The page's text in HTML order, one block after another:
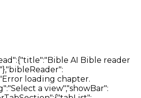
Engine","logo":{"title":"Bible AI Search Engine Logo"},"betaTag":"Beta","input":{"placeholder":"Ask Bible AI","filter":"Filter","filterHeadings":{"sources":"Answer Sources Filter","language":"Media Language Filter","publishers":"Publishers"},"filters":[{"title":"Bible","description":"Include verses"},{"title":"Books","description":"Include books"},{"title":"Articles","description":"Include articles"},{"title":"Audio & Video","description":"Include audio and video"}],"languageFilters":[{"title":"All","description":"All languages"},{"description":"Only {language}"}],"documents":{"attach":"Attach document","addMore":"Add file","remove":"Remove","parsing":"Parsing","uploading":"Uploading…","ready":"Ready","parseFailed":"Could not read document","uploadFailed":"Could not upload document","fileTooLarge":"File too large","supportedFormats":"Supported formats: {formats}","unsupportedFormat":"Unsupported file type. Supported formats: {formats}","panelTitle":"Attached files","panelCount":"{count} of {max}","documentsOnly":"Answer from Documents only","documentsOnlyHint":"Only your files and Bible verses"},"context":{"title":"Search in","types":{"book":"This book","chapter":"This chapter","verse":"This verse","all":"Everything"}},"publisherSelector":{"selectAll":"All","deselectAll":"Clear","loading":"Loading...","noPublishers":"No publishers available"},"composer":{"menu":"қосу","answerStyle":"Жауап стилі","textOnly":"Тек мәтін","textOnlyHint":"Интерактивті карталарсыз қарапайым мәтіндік жауаптар","mixed":"Аралас","mixedHint":"Пайда болған кезде мәтіндік және интерактивті карталар","effort":{"label":"Жауап тереңдігі","fast":"Жылдам","detailed":"Егжей-тегжейлі"},"mixedDisabledHint":"Аралас Толық режимде қолжетімді"}},"newBadge":"New","newTag":"2x faster search with improved accuracy","btnBibleReaderTest":"Bible Reader","translationSelector":{"title":"Translation","selectTranslationInp